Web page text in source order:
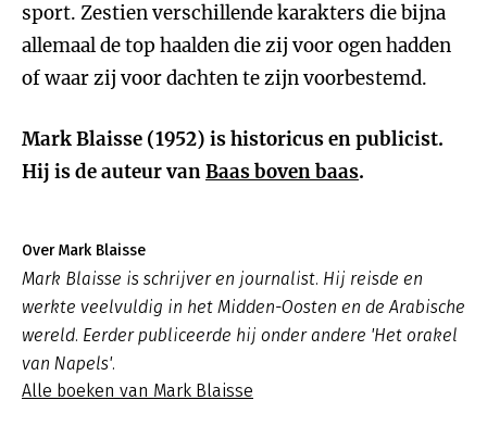
sport. Zestien verschillende karakters die bijna
allemaal de top haalden die zij voor ogen hadden
of waar zij voor dachten te zijn voorbestemd.
Mark Blaisse (1952) is historicus en publicist.
Hij is de auteur vanBaas boven baas.
Over Mark Blaisse
Mark Blaisse is schrijver en journalist. Hij reisde en
werkte veelvuldig in het Midden-Oosten en de Arabische
wereld. Eerder publiceerde hij onder andere 'Het orakel
van Napels'.
Alle boeken van Mark Blaisse